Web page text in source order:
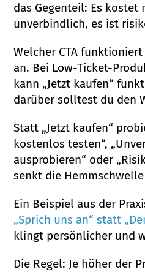
das Gegenteil: Es kostet
unverbindlich, es ist
Welcher CTA
an. Bei Low-Ticket-
kann „Jetzt kaufen“
darüber solltest du den
Statt „Jetzt kaufen“
kostenlos testen“,
ausprobieren“ oder
senkt die
Ein Beispiel aus der
„Sprich uns an“ statt
klingt persönlicher und
Die Regel: Je höher der